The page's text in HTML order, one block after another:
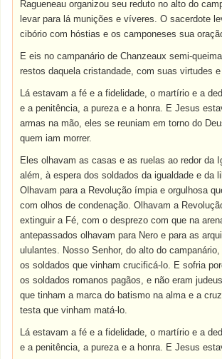
Ragueneau organizou seu reduto no alto do
levar para lá munições e víveres. O sacerdote
cibório com hóstias e os camponeses sua
E eis no campanário de Chanzeaux semi-
restos daquela cristandade, com suas virtudes
Lá estavam a fé e a fidelidade, o martírio e a
e a penitência, a pureza e a honra. E Jesus
armas na mão, eles se reuniam em torno do
quem iam morrer.
Eles olhavam as casas e as ruelas ao redor da
além, à espera dos soldados da igualdade e da
Olhavam para a Revolução ímpia e orgulhosa
com olhos de condenação. Olhavam a
extinguir a Fé, com o desprezo com que na
antepassados olhavam para Nero e para as
ululantes. Nosso Senhor, do alto do
os soldados que vinham crucificá-lo. E sofria
os soldados romanos pagãos, e não eram
que tinham a marca do batismo na alma e a
testa que vinham matá-lo.
Lá estavam a fé e a fidelidade, o martírio e a
e a penitência, a pureza e a honra. E Jesus